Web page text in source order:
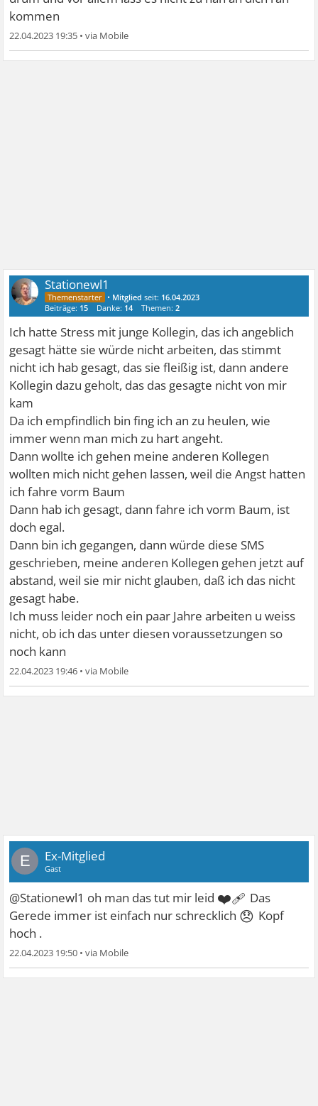
kommen
22.04.2023 19:35 •
Stationewl1
• Mitglied seit: 16.04.2023
Beiträge: 15 Danke: 14 Themen:2
Ich hatte Stress mit junge Kollegin, das ich angeblich
gesagt hätte sie würde nicht arbeiten, das stimmt
nicht ich hab gesagt, das sie fleißig ist, dann andere
Kollegin dazu geholt, das das gesagte nicht von mir
kam
Da ich empfindlich bin fing ich an zu heulen, wie
immer wenn man mich zu hart angeht.
Dann wollte ich gehen meine anderen Kollegen
wollten mich nicht gehen lassen, weil die Angst hatten
ich fahre vorm Baum
Dann hab ich gesagt, dann fahre ich vorm Baum, ist
doch egal.
Dann bin ich gegangen, dann würde diese SMS
geschrieben, meine anderen Kollegen gehen jetzt auf
abstand, weil sie mir nicht glauben, daß ich das nicht
gesagt habe.
Ich muss leider noch ein paar Jahre arbeiten u weiss
nicht, ob ich das unter diesen voraussetzungen so
noch kann
22.04.2023 19:46 •
E Ex-Mitglied
Gast
@Stationewl1 oh man das tut mir leid ❤‍🩹 Das
Gerede immer ist einfach nur schrecklich 😞 Kopf
hoch .
22.04.2023 19:50 •